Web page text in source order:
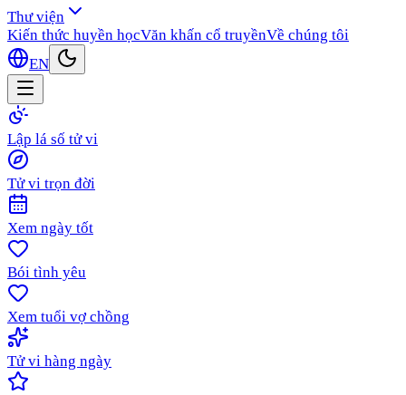
Thư viện
Kiến thức huyền họcVăn khấn cổ truyềnVề chúng tôi
EN
Lập lá số tử vi
Tử vi trọn đời
Xem ngày tốt
Bói tình yêu
Xem tuổi vợ chồng
Tử vi hàng ngày